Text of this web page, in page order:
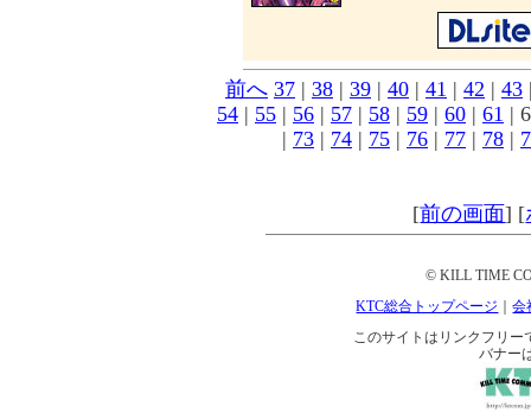
前へ 37 | 38 | 39 | 40 | 41 | 42 | 43
54 | 55 | 56 | 57 | 58 | 59 | 60 | 61 |
| 73 | 74 | 75 | 76 | 77 | 78 |
[前の画面] [
© KILL TIME
KTC総合トップページ
｜会
このサイトはリンクフリー
バナー